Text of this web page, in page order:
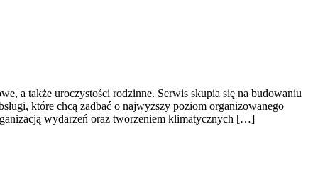
a także uroczystości rodzinne. Serwis skupia się na budowaniu
które chcą zadbać o najwyższy poziom organizowanego
wydarzeń oraz tworzeniem klimatycznych […]